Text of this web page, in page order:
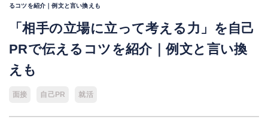
るコツを紹介｜例文と言い換えも
「相手の立場に立って考える力」を自己
PRで伝えるコツを紹介｜例文と言い換
えも
面接 自己PR 就活